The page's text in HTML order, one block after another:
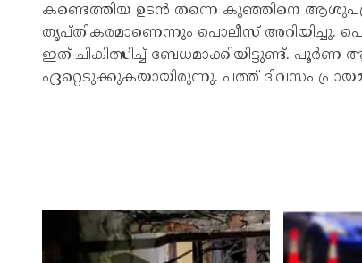
കണ്ടെത്തിയ ഉടന്‍ തന്നെ കുഞ്ഞിനെ
തൃപ്തികരമാണെന്നും പൊലീസ് അറിയിച്ചു.
ഇത് ചികിത്സിച്ച് ബേധമാക്കിയിട്ടുണ്ട്.
ഏറ്റെടുക്കുകയായിരുന്നു. പത്ത് ദിവസം